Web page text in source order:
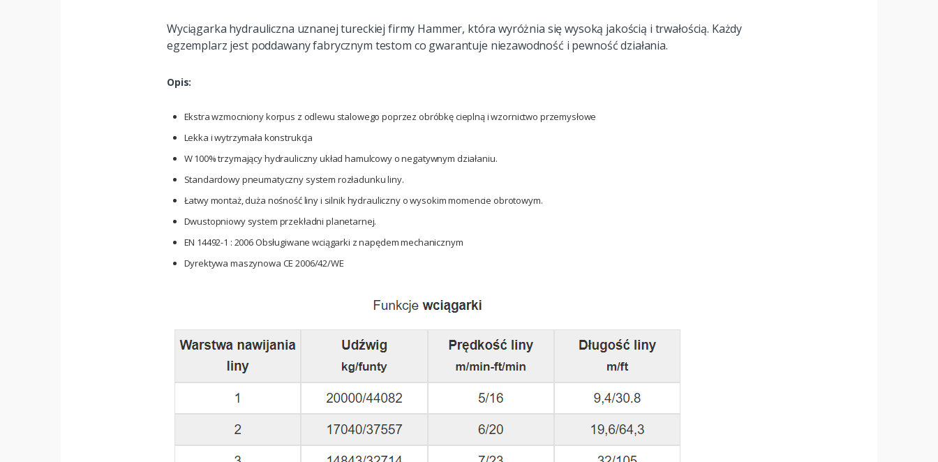
Wyciągarka hydrauliczna uznanej tureckiej firmy Hammer, która wyróżnia się wysoką jakością i trwałością. Każdy
egzemplarz jest poddawany fabrycznym testom co gwarantuje niezawodność i pewność działania.
Opis:
Ekstra wzmocniony korpus z odlewu stalowego poprzez obróbkę cieplną i wzornictwo przemysłowe
Lekka i wytrzymała konstrukcja
W 100% trzymający hydrauliczny układ hamulcowy o negatywnym działaniu.
Standardowy pneumatyczny system rozładunku liny.
Łatwy montaż, duża nośność liny i silnik hydrauliczny o wysokim momencie obrotowym.
Dwustopniowy system przekładni planetarnej.
EN 14492-1 : 2006 Obsługiwane wciągarki z napędem mechanicznym
Dyrektywa maszynowa CE 2006/42/WE